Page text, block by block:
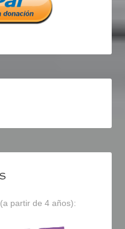
partir de 4 años):